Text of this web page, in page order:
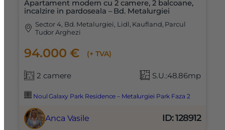
Apartament modern cu 2 camere, 2 balcoane,
incalzire in pardoseala – Bd. Metalurgiei
Sector 4, Bd. Metalurgiei, Lidl, Kaufland, Parcul
Tudor Arghezi
94.000 € (+ TVA)
2 camere S.U.:48.86mp
Noul Galaxy Park Residence – Metalurgiei Park Faza 2
Anca Vasile ID: 128912